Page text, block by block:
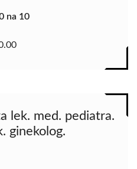
na 10
lek. med. pediatra.
ginekolog.